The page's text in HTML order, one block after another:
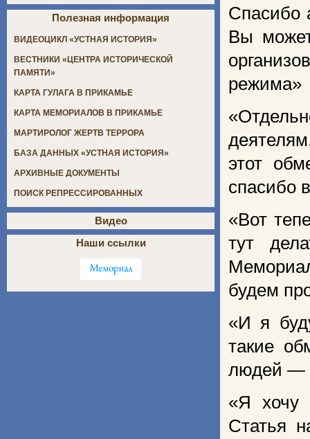
Спасибо
Вы
режима»
этот
спасибо
«Вот
тут
будем
«И я
такие
людей —
«Я хочу
Статья
Полезная информация
ВИДЕОЦИКЛ «УСТНАЯ ИСТОРИЯ»
ВЕСТНИКИ «ЦЕНТРА ИСТОРИЧЕСКОЙ
ПАМЯТИ»
КАРТА ГУЛАГА В ПРИКАМЬЕ
КАРТА МЕМОРИАЛОВ В ПРИКАМЬЕ
МАРТИРОЛОГ ЖЕРТВ ТЕРРОРА
БАЗА ДАННЫХ «УСТНАЯ ИСТОРИЯ»
АРХИВНЫЕ ДОКУМЕНТЫ
ПОИСК РЕПРЕССИРОВАННЫХ
Видео
Наши ссылки